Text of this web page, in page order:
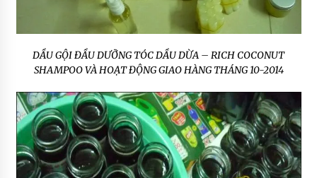
DẦU GỘI ĐẦU DƯỠNG TÓC DẦU DỪA – RICH COCONUT
SHAMPOO VÀ HOẠT ĐỘNG GIAO HÀNG THÁNG 10-2014